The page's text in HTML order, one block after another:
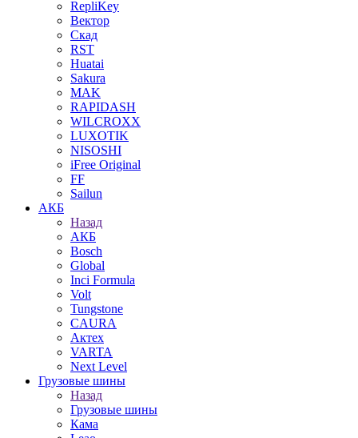
RepliKey
Вектор
Скад
RST
Huatai
Sakura
MAK
RAPIDASH
WILCROXX
LUXOTIK
NISOSHI
iFree Original
FF
Sailun
АКБ
Назад
АКБ
Bosch
Global
Inci Formula
Volt
Tungstone
CAURA
Актех
VARTA
Next Level
Грузовые шины
Назад
Грузовые шины
Кама